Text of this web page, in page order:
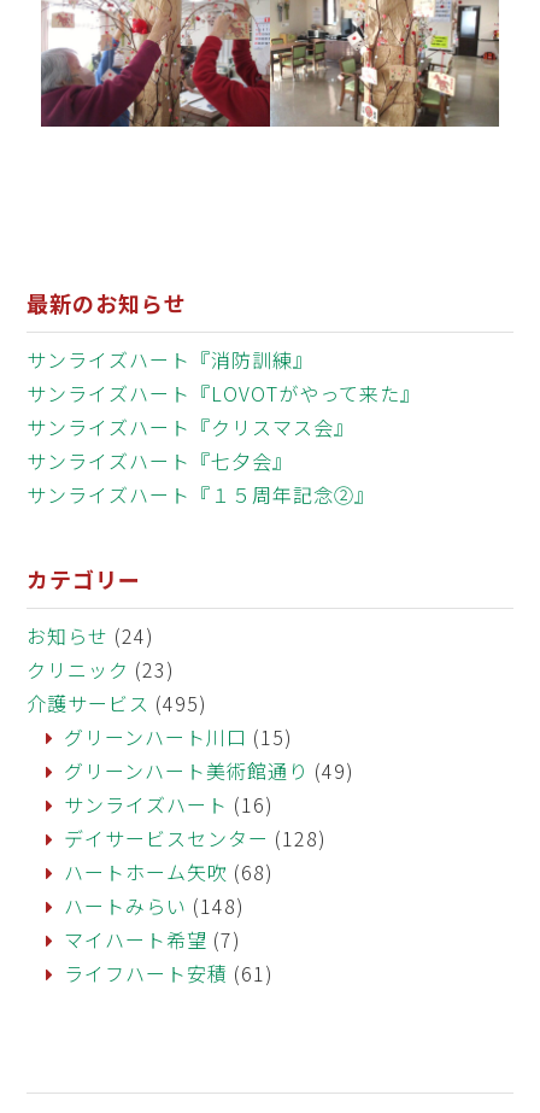
最新のお知らせ
サンライズハート『消防訓練』
サンライズハート『LOVOTがやって来た』
サンライズハート『クリスマス会』
サンライズハート『七夕会』
サンライズハート『１５周年記念②』
カテゴリー
お知らせ (24)
クリニック (23)
介護サービス (495)
グリーンハート川口 (15)
グリーンハート美術館通り (49)
サンライズハート (16)
デイサービスセンター (128)
ハートホーム矢吹 (68)
ハートみらい (148)
マイハート希望 (7)
ライフハート安積 (61)